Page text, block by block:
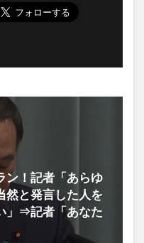
ン！記者「あらゆ
然と発言した人を
」⇒記者「あなた